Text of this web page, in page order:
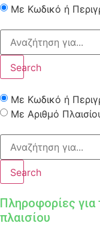
Με Κωδικό ή
Search
Με Κωδικό ή
Με Αριθμό
Search
Πληροφορίες για
πλαισίου